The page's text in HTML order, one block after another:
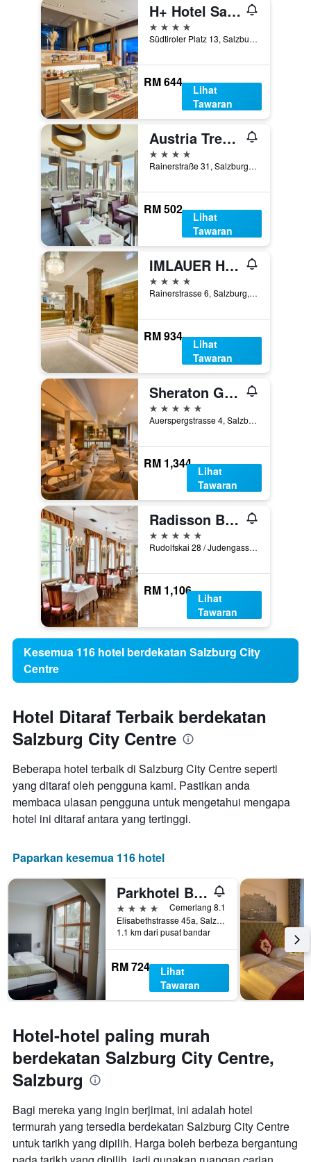
H+ Hotel Salzburg
4 bintang
Südtiroler Platz 13, Salzburg, Salzburg, Austria
RM 644
Lihat
Tawaran
Austria Trend Hotel Europa Salzburg
4 bintang
Rainerstraße 31, Salzburg, Salzburg, Austria
RM 502
Lihat
Tawaran
IMLAUER HOTEL PITTER Salzburg
4 bintang
Rainerstrasse 6, Salzburg, Salzburg, Austria
RM 934
Lihat
Tawaran
Sheraton Grand Salzburg
5 bintang
Auerspergstrasse 4, Salzburg, Salzburg, Austria
RM 1,344
Lihat
Tawaran
Radisson Blu Hotel Altstadt, Salzburg
5 bintang
Rudolfskai 28 / Judengasse 15, Salzburg, Salzburg, Austria
RM 1,106
Lihat
Tawaran
Kesemua 116 hotel berdekatan Salzburg City
Centre
Hotel Ditaraf Terbaik berdekatan
Salzburg City Centre
Beberapa hotel terbaik di Salzburg City Centre seperti
yang ditaraf oleh pengguna kami. Pastikan anda
membaca ulasan pengguna untuk mengetahui mengapa
hotel ini ditaraf antara yang tertinggi.
Paparkan kesemua 116 hotel
Parkhotel Brunauer
4 bintang
Cemerlang 8.1
Elisabethstrasse 45a, Salzburg, Salzburg, Austria
1.1 km dari pusat bandar
RM 724
Lihat
Tawaran
Hotel-hotel paling murah
berdekatan Salzburg City Centre,
Salzburg
Bagi mereka yang ingin berjimat, ini adalah hotel
termurah yang tersedia berdekatan Salzburg City Centre
untuk tarikh yang dipilih. Harga boleh berbeza bergantung